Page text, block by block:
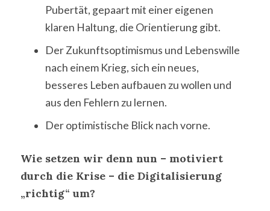
Pubertät, gepaart mit einer eigenen
klaren Haltung, die Orientierung gibt.
Der Zukunftsoptimismus und Lebenswille
nach einem Krieg, sich ein neues,
besseres Leben aufbauen zu wollen und
aus den Fehlern zu lernen.
Der optimistische Blick nach vorne.
Wie setzen wir denn nun – motiviert
durch die Krise – die Digitalisierung
„richtig“ um?